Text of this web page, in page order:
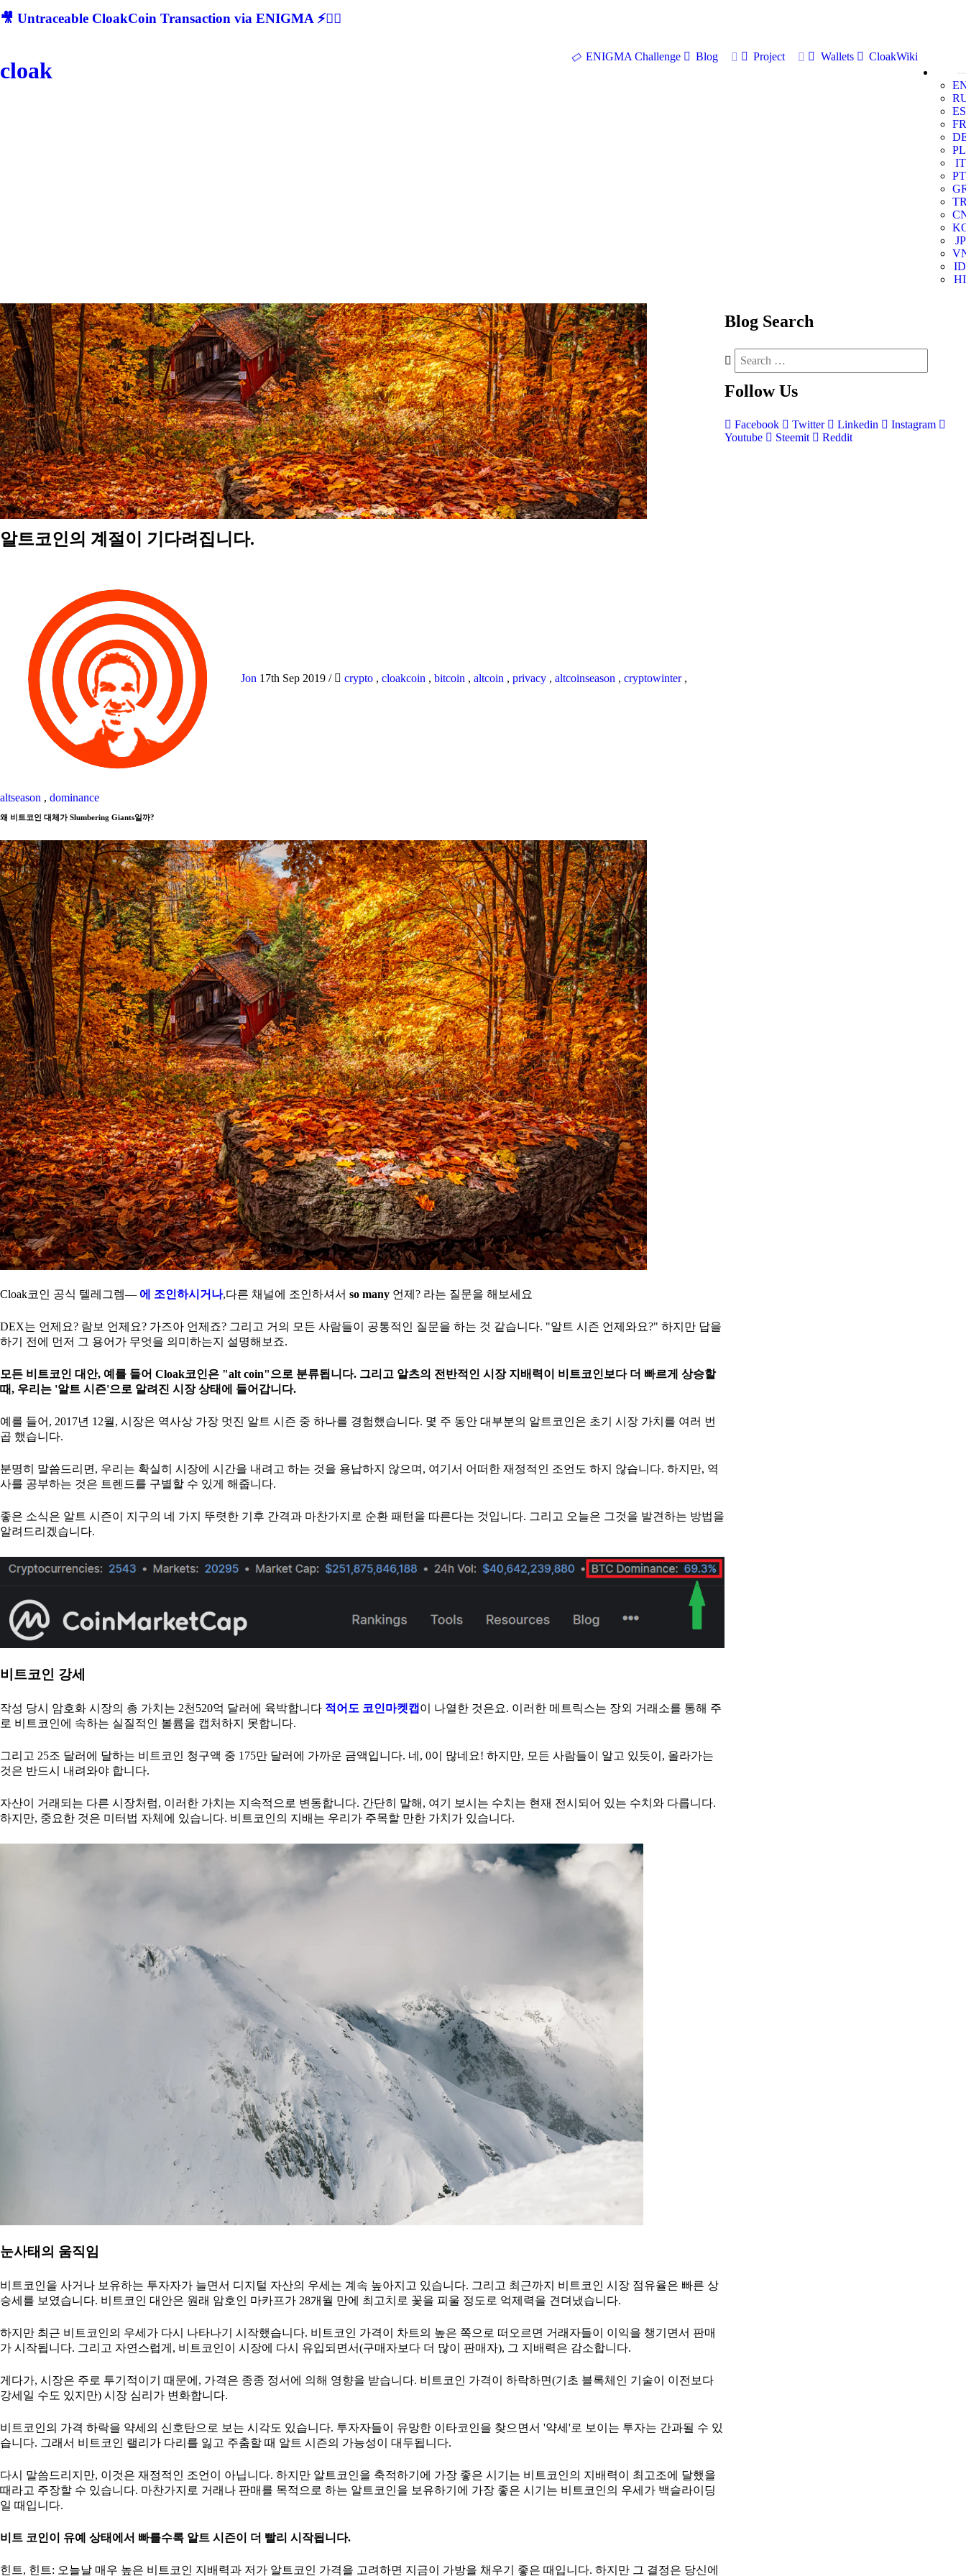
🎥 Untraceable CloakCoin Transaction via ENIGMA ⚡🕵‍♂
cloak
ENIGMA Challenge Blog Project Wallets
CloakWiki
ES
FR
PL
IT
PT
JP
ID
HI
알트코인의 계절이 기다려집니다.
Jon 17th Sep 2019 / crypto , cloakcoin , bitcoin , altcoin , privacy , altcoinseason , cryptowinter,
altseason , dominance
왜 비트코인 대체가 Slumbering Giants일까?
Cloak코인 공식 텔레그렘— 에 조인하시거나,다른 채널에 조인하셔서 so many 언제? 라는 질문을 해보세요
DEX는 언제요? 람보 언제요? 가즈아 언제죠? 그리고 거의 모든 사람들이 공통적인 질문을 하는 것 같습니다. "알트 시즌 언제와요?" 하지만 답을
하기 전에 먼저 그 용어가 무엇을 의미하는지 설명해보죠.
모든 비트코인 대안, 예를 들어 Cloak코인은 "alt coin"으로 분류됩니다. 그리고 알츠의 전반적인 시장 지배력이 비트코인보다 더 빠르게 상승할
때, 우리는 '알트 시즌'으로 알려진 시장 상태에 들어갑니다.
예를 들어, 2017년 12월, 시장은 역사상 가장 멋진 알트 시즌 중 하나를 경험했습니다. 몇 주 동안 대부분의 알트코인은 초기 시장 가치를 여러 번
곱 했습니다.
분명히 말씀드리면, 우리는 확실히 시장에 시간을 내려고 하는 것을 용납하지 않으며, 여기서 어떠한 재정적인 조언도 하지 않습니다. 하지만, 역
사를 공부하는 것은 트렌드를 구별할 수 있게 해줍니다.
좋은 소식은 알트 시즌이 지구의 네 가지 뚜렷한 기후 간격과 마찬가지로 순환 패턴을 따른다는 것입니다. 그리고 오늘은 그것을 발견하는 방법을
알려드리겠습니다.
비트코인 강세
작성 당시 암호화 시장의 총 가치는 2천520억 달러에 육박합니다 적어도 코인마켓캡 이 나열한 것은요. 이러한 메트릭스는 장외 거래소를 통해 주
로 비트코인에 속하는 실질적인 볼륨을 캡처하지 못합니다.
그리고 25조 달러에 달하는 비트코인 청구액 중 175만 달러에 가까운 금액입니다. 네, 0이 많네요! 하지만, 모든 사람들이 알고 있듯이, 올라가는
것은 반드시 내려와야 합니다.
자산이 거래되는 다른 시장처럼, 이러한 가치는 지속적으로 변동합니다. 간단히 말해, 여기 보시는 수치는 현재 전시되어 있는 수치와 다릅니다.
하지만, 중요한 것은 미터법 자체에 있습니다. 비트코인의 지배는 우리가 주목할 만한 가치가 있습니다.
눈사태의 움직임
비트코인을 사거나 보유하는 투자자가 늘면서 디지털 자산의 우세는 계속 높아지고 있습니다. 그리고 최근까지 비트코인 시장 점유율은 빠른 상
승세를 보였습니다. 비트코인 대안은 원래 암호인 마카프가 28개월 만에 최고치로 꽃을 피울 정도로 억제력을 견뎌냈습니다.
하지만 최근 비트코인의 우세가 다시 나타나기 시작했습니다. 비트코인 가격이 차트의 높은 쪽으로 떠오르면 거래자들이 이익을 챙기면서 판매
가 시작됩니다. 그리고 자연스럽게, 비트코인이 시장에 다시 유입되면서(구매자보다 더 많이 판매자), 그 지배력은 감소합니다.
게다가, 시장은 주로 투기적이기 때문에, 가격은 종종 정서에 의해 영향을 받습니다. 비트코인 가격이 하락하면(기초 블록체인 기술이 이전보다
강세일 수도 있지만) 시장 심리가 변화합니다.
비트코인의 가격 하락을 약세의 신호탄으로 보는 시각도 있습니다. 투자자들이 유망한 이타코인을 찾으면서 '약세'로 보이는 투자는 간과될 수 있
습니다. 그래서 비트코인 랠리가 다리를 잃고 주춤할 때 알트 시즌의 가능성이 대두됩니다.
다시 말씀드리지만, 이것은 재정적인 조언이 아닙니다. 하지만 알트코인을 축적하기에 가장 좋은 시기는 비트코인의 지배력이 최고조에 달했을
때라고 주장할 수 있습니다. 마찬가지로 거래나 판매를 목적으로 하는 알트코인을 보유하기에 가장 좋은 시기는 비트코인의 우세가 백슬라이딩
일 때입니다.
비트 코인이 유예 상태에서 빠를수록 알트 시즌이 더 빨리 시작됩니다.
힌트, 힌트: 오늘날 매우 높은 비트코인 지배력과 저가 알트코인 가격을 고려하면 지금이 가방을 채우기 좋은 때입니다. 하지만 그 결정은 당신에
Blog Search
Follow Us
Facebook Twitter Linkedin
Instagram
Youtube
Steemit Reddit